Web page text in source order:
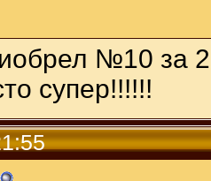
№10 за
супер!!!!!!